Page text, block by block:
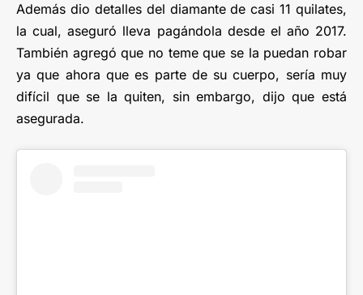
Además dio detalles del diamante de casi 11 quilates,
la cual, aseguró lleva pagándola desde el año 2017.
También agregó que no teme que se la puedan robar
ya que ahora que es parte de su cuerpo, sería muy
difícil que se la quiten, sin embargo, dijo que está
asegurada.